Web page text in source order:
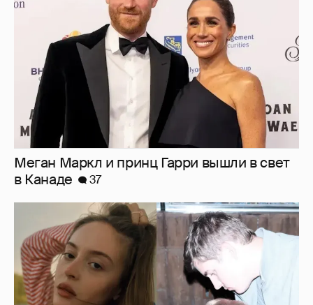
Меган Маркл и принц Гарри вышли в свет
в Канаде
37